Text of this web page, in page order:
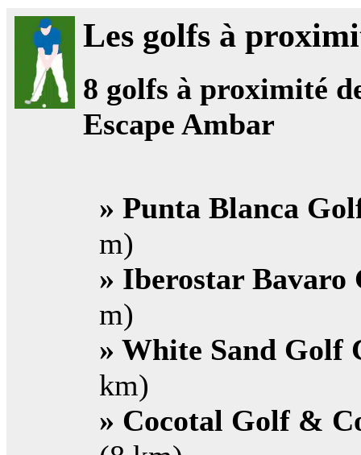
Les golfs à
8 golfs à proximité
Escape Ambar
» Punta Blanca
m)
» Iberostar Bavaro
m)
» White Sand Golf
km)
» Cocotal Golf &